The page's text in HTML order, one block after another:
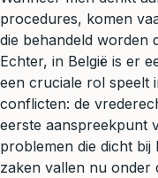
procedures, komen
die behandeld worden
Echter, in België is er
een cruciale rol speelt
conflicten: de
eerste aanspreekpunt
problemen die dicht bij
zaken vallen nu onder